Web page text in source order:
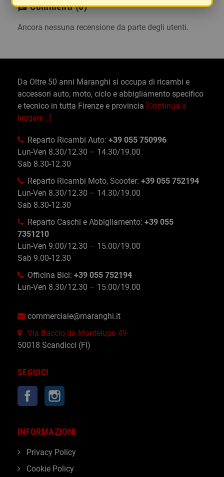
chat Commenti (0)
Ancora nessuna recensione da parte degli utenti.
Da Oltre 50 anni Maranghi si occupa di ricambi e
accessori auto, moto, ciclo e abbigliamento specifico
e tecnico in tutta Firenze e provincia [Continua a
leggere...]
Reparto Ricambi Auto: +39 055 750996
Lun-Ven 8.30/12.30 – 14.30/19.00
Sab 8.30-12.30
Reparto Ricambi Moto, Scooter: +39 055 752194
Lun-Ven 8.30/12.30 – 14.30/19.00
Sab 8.30-12.30
Reparto Caschi e Abbigliamento: +39 055
7351210
Lun-Ven 9.00/12.30 – 15.00/19.00
Sab 9.00-12.30
Officina Bici: +39 055 752194
Lun-Ven 8.30/12.30 – 15.00/19.00
commerciale@maranghi.it
Via Baccio da Montelupo 49
50018 Scandicci (FI)
SEGUICI
Facebook
INFORMAZIONI
Privacy Policy
Cookie Policy